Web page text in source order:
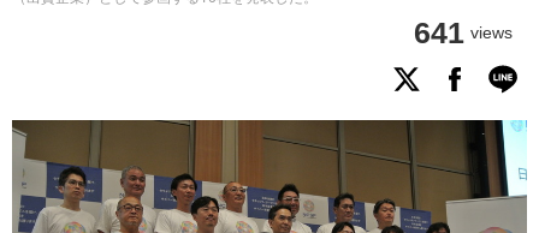
641 views